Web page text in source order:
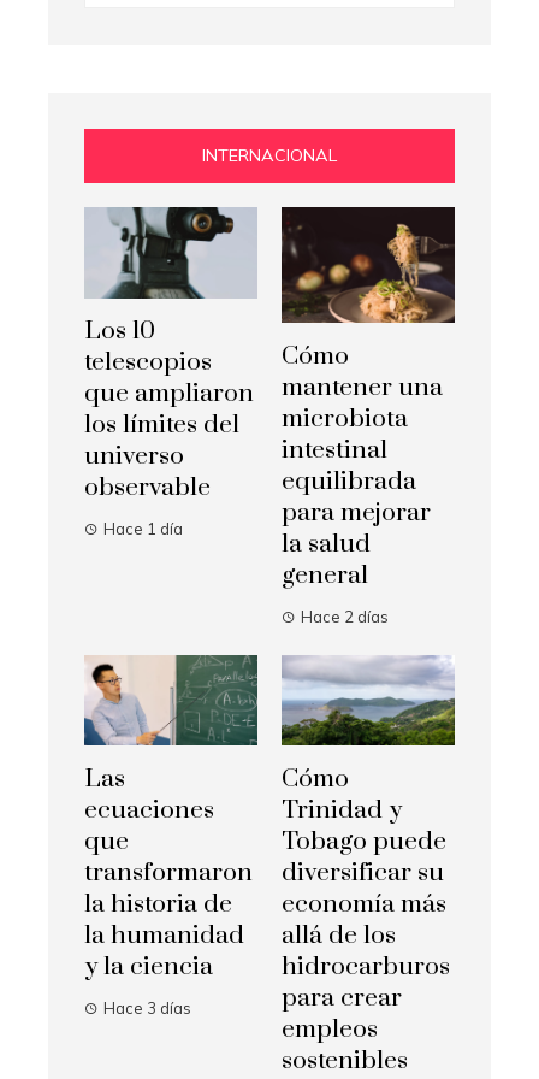
INTERNACIONAL
Los 10
telescopios
que ampliaron
los límites del
universo
observable
Hace 1 día
Cómo
mantener una
microbiota
intestinal
equilibrada
para mejorar
la salud
general
Hace 2 días
Las
ecuaciones
que
transformaron
la historia de
la humanidad
y la ciencia
Hace 3 días
Cómo
Trinidad y
Tobago puede
diversificar su
economía más
allá de los
hidrocarburos
para crear
empleos
sostenibles